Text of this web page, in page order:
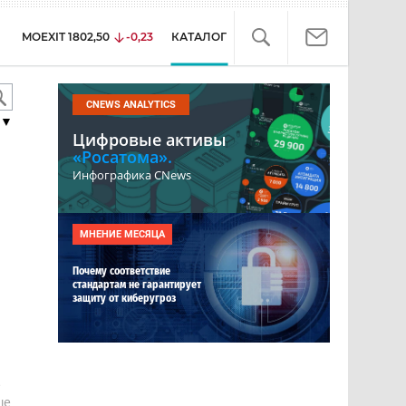
MOEXIT 1802,50 -0,23 КАТАЛОГ
CNEWS ANALYTICS
Цифровые активы
«Росатома».
Инфографика CNews
МНЕНИЕ МЕСЯЦА
Почему соответствие
стандартам не гарантирует
защиту от киберугроз